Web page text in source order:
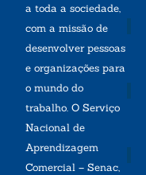
a toda a sociedade,
com a missão de
desenvolver pessoas
e organizações para
o mundo do
trabalho. O Serviço
Nacional de
Aprendizagem
Comercial – Senac,